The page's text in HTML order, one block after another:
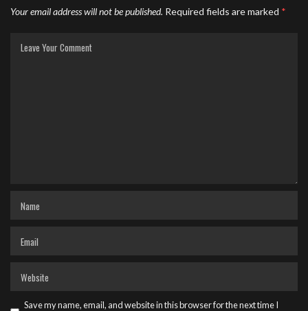
Your email address will not be published. Required fields are marked *
Save my name, email, and website in this browser for the next time I